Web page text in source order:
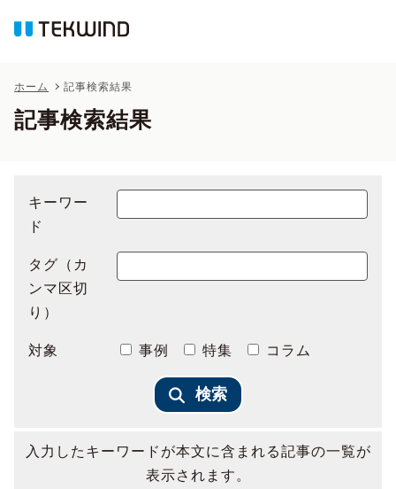
ホーム 記事検索結果
記事検索結果
キーワー
ド
タグ（カ
ンマ区切
り）
対象
事例 特集 コラム
検索
入力したキーワードが本文に含まれる記事の一覧が
表示されます。